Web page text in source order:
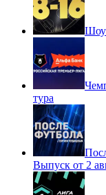
Шоу
тура
Выпуск от 2